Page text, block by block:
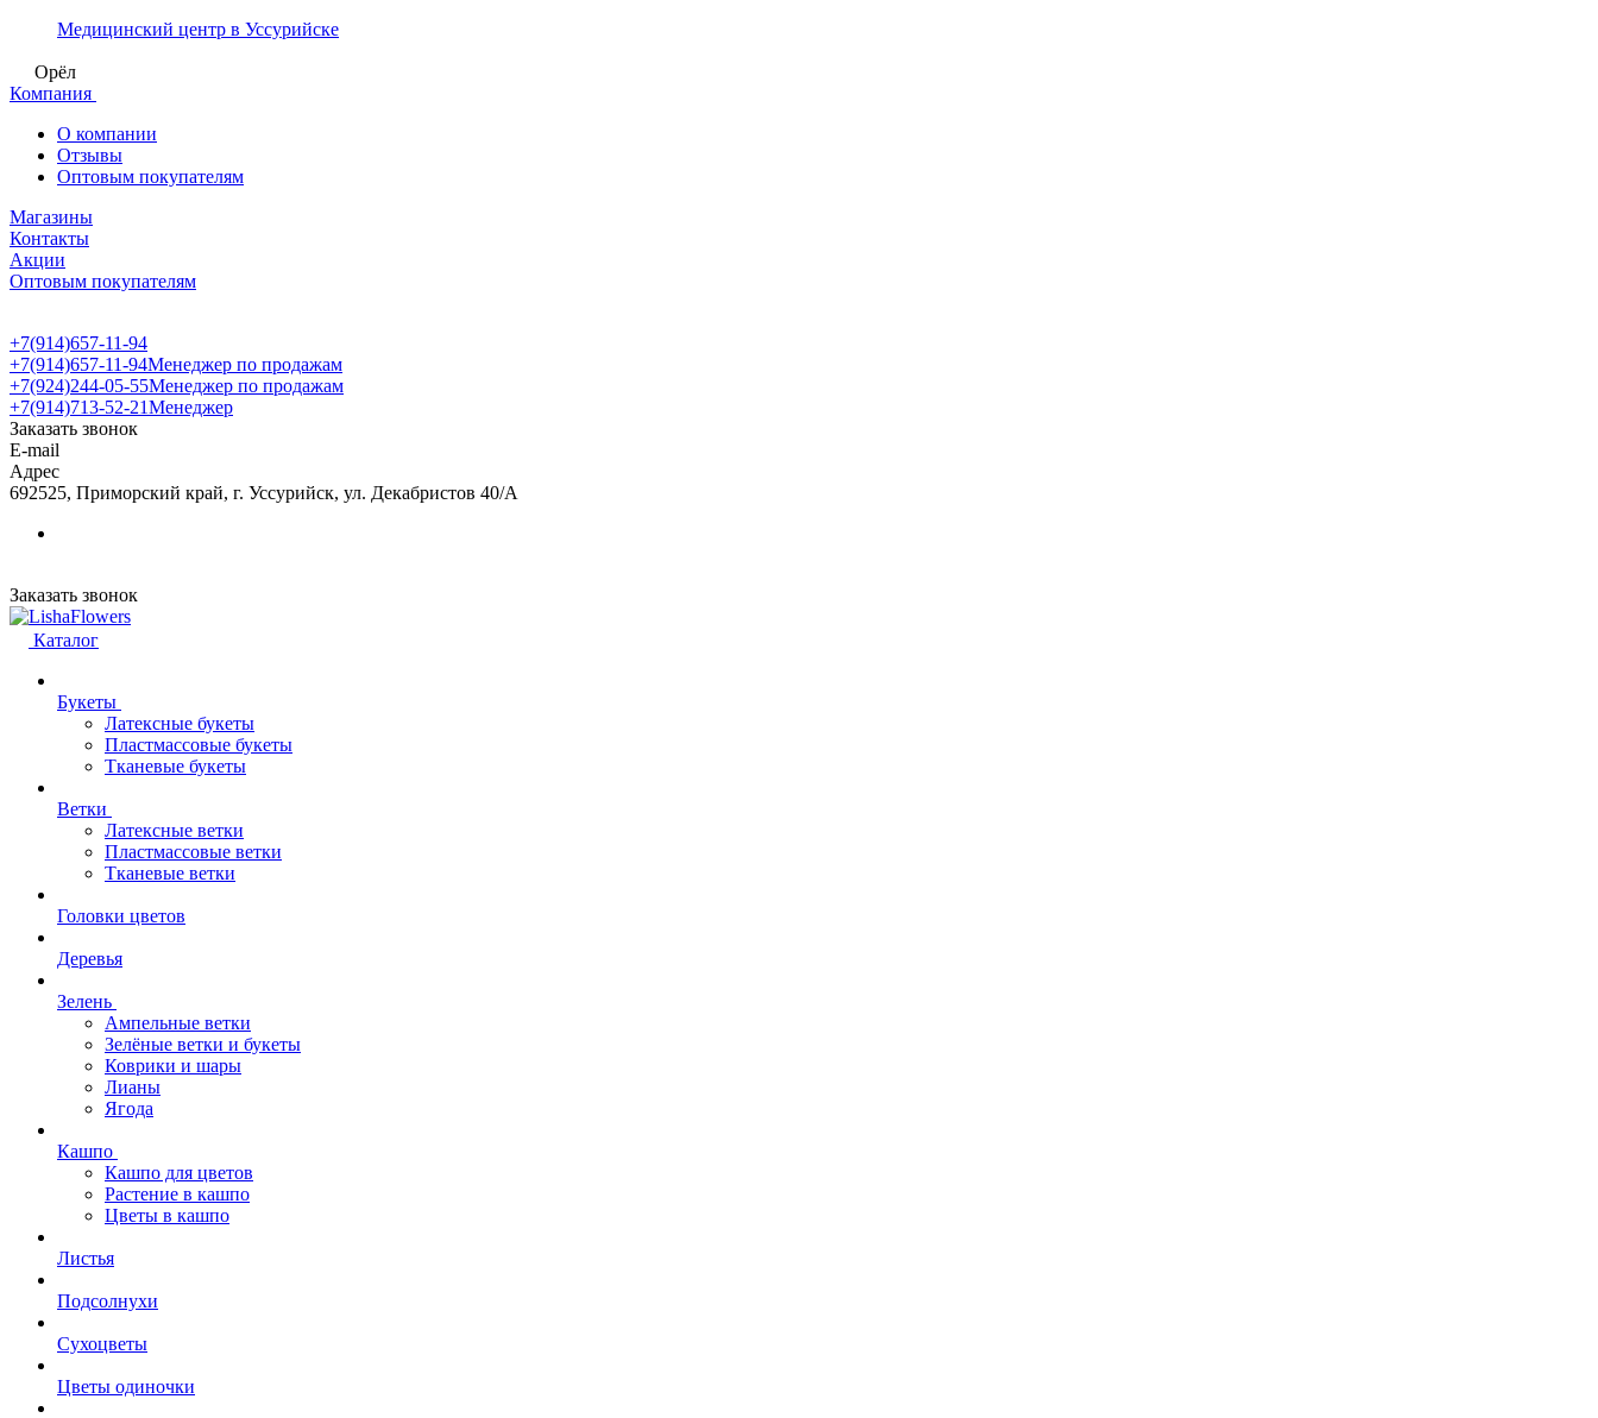
Медицинский центр в Уссурийске
Орёл
Компания
О компании
Отзывы
Оптовым покупателям
Магазины
Контакты
Акции
Оптовым покупателям
+7(914)657-11-94
+7(914)657-11-94Менеджер по продажам
+7(924)244-05-55Менеджер по продажам
+7(914)713-52-21Менеджер
Заказать звонок
E-mail
Адрес
692525, Приморский край, г. Уссурийск, ул. Декабристов 40/А
Заказать звонок
Каталог
Букеты
Латексные букеты
Пластмассовые букеты
Тканевые букеты
Ветки
Латексные ветки
Пластмассовые ветки
Тканевые ветки
Головки цветов
Деревья
Зелень
Ампельные ветки
Зелёные ветки и букеты
Коврики и шары
Лианы
Ягода
Кашпо
Кашпо для цветов
Растение в кашпо
Цветы в кашпо
Листья
Подсолнухи
Сухоцветы
Цветы одиночки